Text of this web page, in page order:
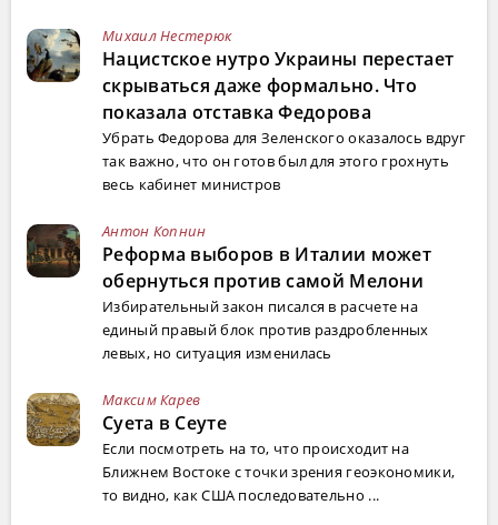
Михаил Нестерюк
Нацистское нутро Украины перестает
скрываться даже формально. Что
показала отставка Федорова
Убрать Федорова для Зеленского оказалось вдруг
так важно, что он готов был для этого грохнуть
весь кабинет министров
Антон Копнин
Реформа выборов в Италии может
обернуться против самой Мелони
Избирательный закон писался в расчете на
единый правый блок против раздробленных
левых, но ситуация изменилась
Максим Карев
Суета в Сеуте
Если посмотреть на то, что происходит на
Ближнем Востоке с точки зрения геоэкономики,
то видно, как США последовательно ...